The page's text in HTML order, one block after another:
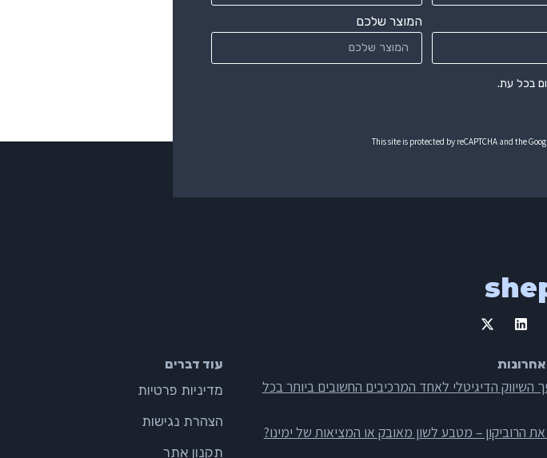
המוצר שלכם
בכל עת.
This site is protected by reCAPTCHA and the
עוד דברים
מדיניות פרטיות
הצהרת נגישות
תקנון אתר
השיווק הדיגיטלי לאחד המרכיבים החשובים ביותר בכל
הרוביקון – מטבע לשון מאובק או המציאות של ימינו?